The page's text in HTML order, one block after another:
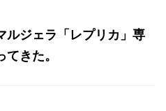
ルジェラ「レプリカ」専
てきた。